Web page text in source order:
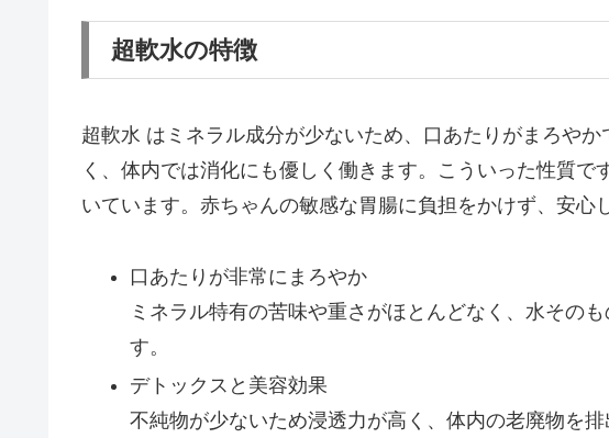
超軟水の特徴
超軟水 はミネラル成分が少ないため、口あたりがまろや
く、体内では消化にも優しく働きます。こういった性質で
いています。赤ちゃんの敏感な胃腸に負担をかけず、安心
口あたりが非常にまろやか
ミネラル特有の苦味や重さがほとんどなく、水その
す。
デトックスと美容効果
不純物が少ないため浸透力が高く、体内の老廃物を